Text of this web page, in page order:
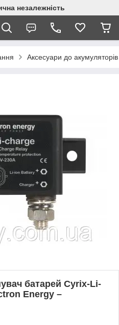
незалежність
Аксесуари до акумуляторів
батарей Cyrix-Li-
Energy –